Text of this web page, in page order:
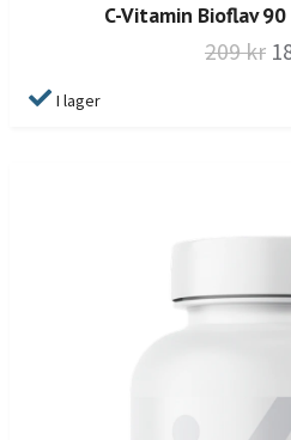
C-Vitamin Bioflav
209 kr
I lager